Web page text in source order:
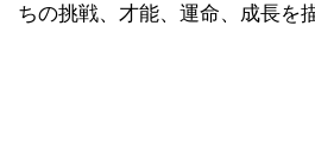
ちの挑戦、才能、運命、成長を